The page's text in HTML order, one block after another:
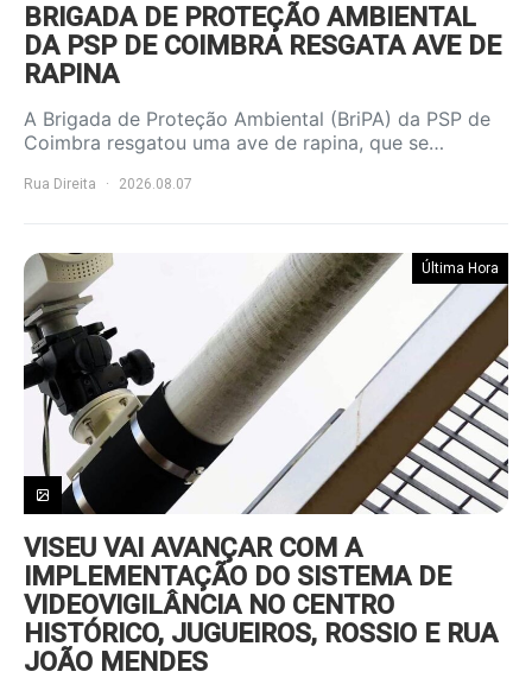
BRIGADA DE PROTEÇÃO AMBIENTAL
DA PSP DE COIMBRA RESGATA AVE DE
RAPINA
A Brigada de Proteção Ambiental (BriPA) da PSP de
Coimbra resgatou uma ave de rapina, que se…
Rua Direita 2026.08.07
Última Hora
VISEU VAI AVANÇAR COM A
IMPLEMENTAÇÃO DO SISTEMA DE
VIDEOVIGILÂNCIA NO CENTRO
HISTÓRICO, JUGUEIROS, ROSSIO E RUA
JOÃO MENDES